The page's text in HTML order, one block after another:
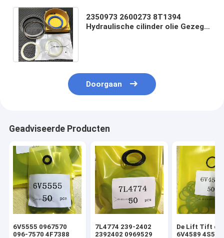
2350973 2600273 8T1394
Hydraulische cilinder olie Gezegel
Doorgaan
Geadviseerde Producten
6V5555 0967570
096-7570 4F7388
7L4774 239-2402
2392402 0969529
De Lift Tift die
6V4589